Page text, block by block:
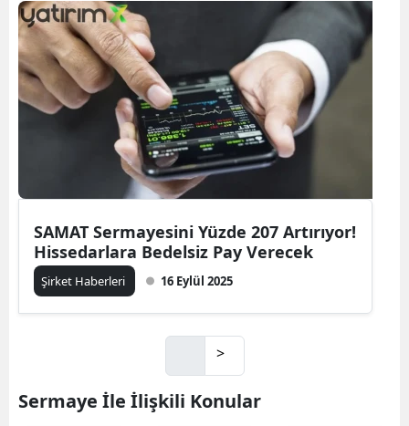
SAMAT Sermayesini Yüzde 207 Artırıyor!
Hissedarlara Bedelsiz Pay Verecek
Şirket Haberleri 16 Eylül 2025
>
Sermaye İle İlişkili Konular